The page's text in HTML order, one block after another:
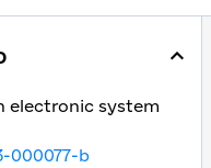
electronic system
000077-b